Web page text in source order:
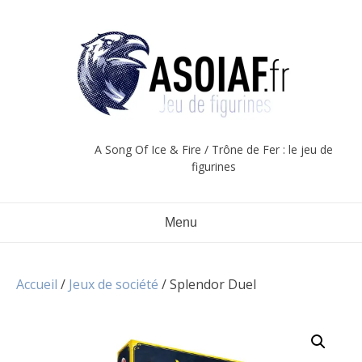
A Song Of Ice & Fire / Trône de Fer : le jeu de
figurines
Menu
Accueil / Jeux de société / Splendor Duel